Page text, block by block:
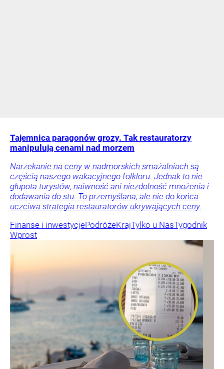
Tajemnica paragonów grozy. Tak restauratorzy
manipulują cenami nad morzem
Narzekanie na ceny w nadmorskich smażalniach są
częścią naszego wakacyjnego folkloru. Jednak to nie
głupota turystów, naiwność ani niezdolność mnożenia i
dodawania do stu. To przemyślana, ale nie do końca
uczciwa strategia restauratorów ukrywających ceny.
Finanse i inwestycjePodróżeKrajTylko u NasTygodnik
Wprost